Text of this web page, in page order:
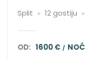
Split 12 gostiju
OD: 1600 € NOĆ